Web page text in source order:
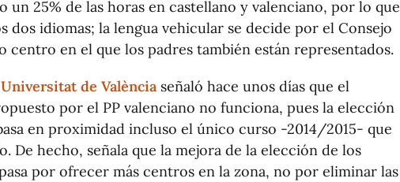
un 25% de las horas en castellano y valenciano, por lo que
dos idiomas; la lengua vehicular se decide por el Consejo
centro en el que los padres también están representados.
de València señaló hace unos días que el
por el PP valenciano no funciona, pues la elección
en proximidad incluso el único curso -2014/2015- que
De hecho, señala que la mejora de la elección de los
por ofrecer más centros en la zona, no por eliminar las